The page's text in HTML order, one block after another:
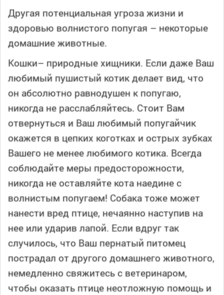
Другая потенциальная угроза жизни и
здоровью волнистого попугая – некоторые
домашние животные.
Кошки– природные хищники. Если даже Ваш
любимый пушистый котик делает вид, что
он абсолютно равнодушен к попугаю,
никогда не расслабляйтесь. Стоит Вам
отвернуться и Ваш любимый попугайчик
окажется в цепких коготках и острых зубках
Вашего не менее любимого котика. Всегда
соблюдайте меры предосторожности,
никогда не оставляйте кота наедине с
волнистым попугаем! Собака тоже может
нанести вред птице, нечаянно наступив на
нее или ударив лапой. Если вдруг так
случилось, что Ваш пернатый питомец
пострадал от другого домашнего животного,
немедленно свяжитесь с ветеринаром,
чтобы оказать птице неотложную помощь и